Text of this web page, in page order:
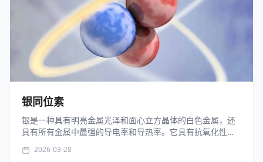
银同位素
银是一种具有明亮金属光泽和面心立方晶体的白色金属，还
具有所有金属中最强的导电率和导热率。它具有抗氧化性，
光泽。溶于硝酸和碱金属氰化物溶液，不溶于水和碱。在常
2026-03-28